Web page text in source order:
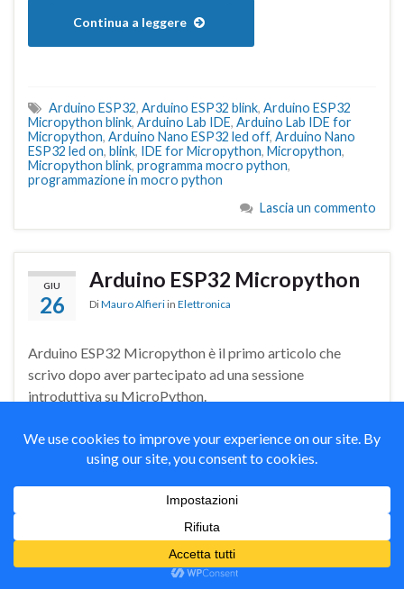
Continua a leggere
Arduino ESP32, Arduino ESP32 blink, Arduino ESP32
Micropython blink, Arduino Lab IDE, Arduino Lab IDE for
Micropython, Arduino Nano ESP32 led off, Arduino Nano
ESP32 led on, blink, IDE for Micropython, Micropython,
Micropython blink, programma mocro python,
programmazione in mocro python
Lascia un commento
GIU
26
Arduino ESP32 Micropython
DiMauro Alfieri in Elettronica
Arduino ESP32 Micropython è il primo articolo che
scrivo dopo aver partecipato ad una sessione
introduttiva su MicroPython.